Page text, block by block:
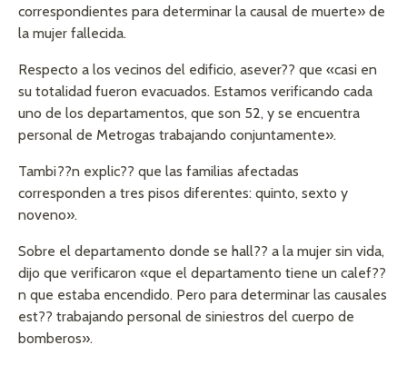
correspondientes para determinar la causal de muerte» de
la mujer fallecida.
Respecto a los vecinos del edificio, asever?? que «casi en
su totalidad fueron evacuados. Estamos verificando cada
uno de los departamentos, que son 52, y se encuentra
personal de Metrogas trabajando conjuntamente».
Tambi??n explic?? que las familias afectadas
corresponden a tres pisos diferentes: quinto, sexto y
noveno».
Sobre el departamento donde se hall?? a la mujer sin vida,
dijo que verificaron «que el departamento tiene un calef??
n que estaba encendido. Pero para determinar las causales
est?? trabajando personal de siniestros del cuerpo de
bomberos».